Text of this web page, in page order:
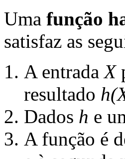
Uma função
satisfaz as
A entradaX
resultado
Dados h e
A função é